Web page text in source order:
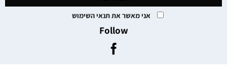
אני מאשר את תנאי השימוש
Follow